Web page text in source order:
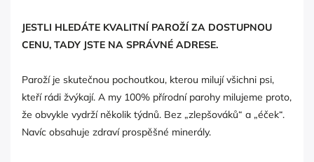
JESTLI HLEDÁTE KVALITNÍ PAROŽÍ ZA DOSTUPNOU
CENU, TADY JSTE NA SPRÁVNÉ ADRESE.
Paroží je skutečnou pochoutkou, kterou milují všichni psi,
kteří rádi žvýkají. A my 100% přírodní parohy milujeme proto,
že obvykle vydrží několik týdnů. Bez „zlepšováků“ a „éček“.
Navíc obsahuje zdraví prospěšné minerály.